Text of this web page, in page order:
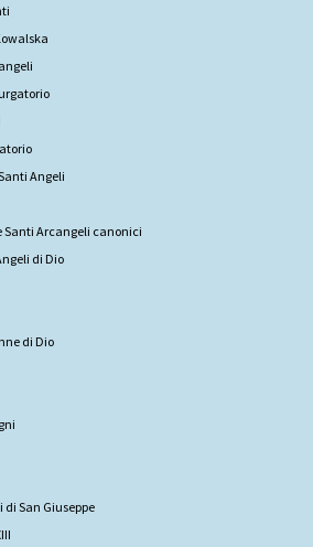
Angeli
Santi Arcangeli canonici
di Dio
di Dio
San Giuseppe